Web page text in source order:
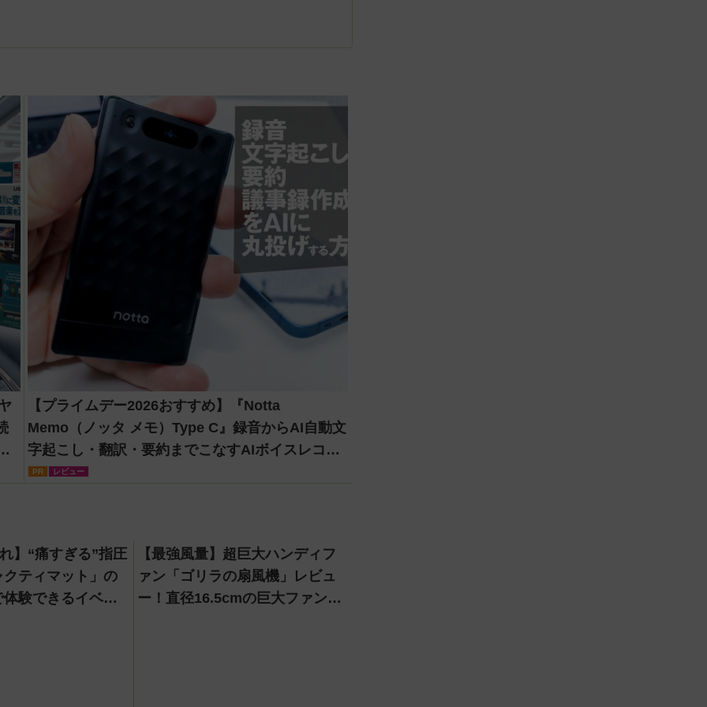
【プライムデー2026おすすめ】『Notta
Memo（ノッタ メモ）Type C』録音からAI自動文
字起こし・翻訳・要約までこなすAIボイスレコー
ダー！【議事録作成】
PR レビュー
】“痛すぎる”指圧
ティマット」の
験できるイベン
【最強風量】超巨大ハンディフ
ァン「ゴリラの扇風機」レビュ
ー！直径16.5cmの巨大ファンで